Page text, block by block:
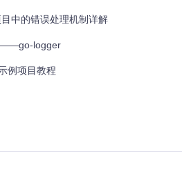
库交互时，可以使用不同的日志级别来记
中的错误处理机制详解
——go-logger
例项目教程